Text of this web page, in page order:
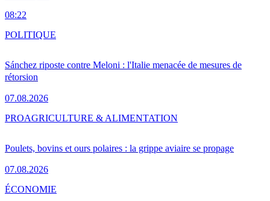
08:22
Sánchez riposte contre Meloni : l'Italie menacée de mesures de
rétorsion
07.08.2026
POLITIQUE
Poulets, bovins et ours polaires : la grippe aviaire se propage
07.08.2026
PROAGRICULTURE & ALIMENTATION
ÉCONOMIE